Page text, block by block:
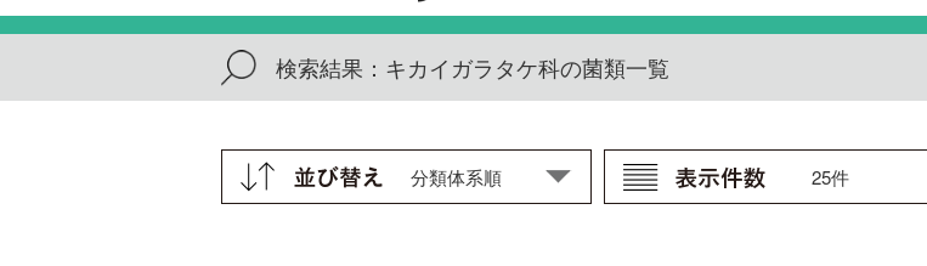
検索結果： キカイガラタケ科の菌類一覧